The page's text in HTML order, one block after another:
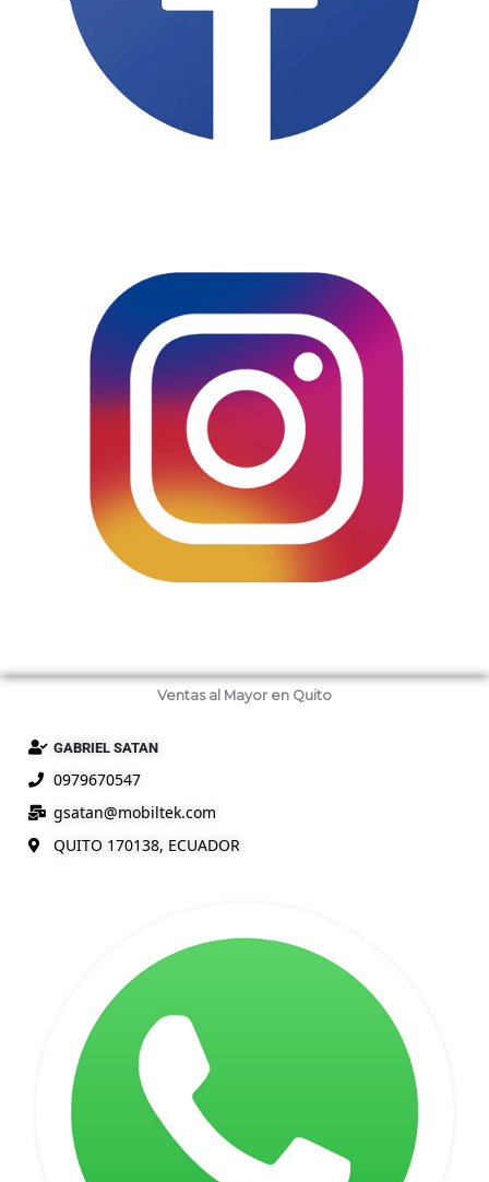
Ventas al Mayor en Quito
GABRIEL SATAN
0979670547
gsatan@mobiltek.com
QUITO 170138, ECUADOR